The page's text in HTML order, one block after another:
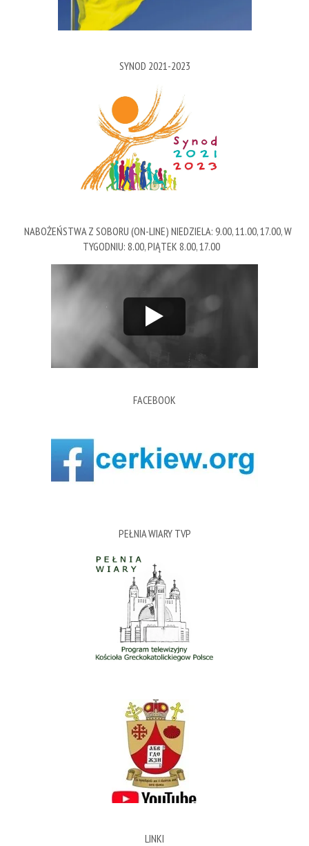
SYNOD 2021-2023
NABOŻEŃSTWA Z SOBORU (ON-LINE) NIEDZIELA: 9.00, 11.00, 17.00, W
TYGODNIU: 8.00, PIĄTEK 8.00, 17.00
FACEBOOK
PEŁNIA WIARY TVP
LINKI